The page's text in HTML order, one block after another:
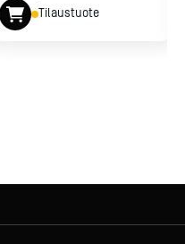
Tilaustuote